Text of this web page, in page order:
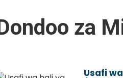
za
Usafi